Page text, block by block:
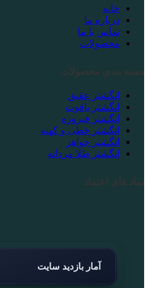
خانه
درباره ما
تماس با ما
محصولات
دسته بندی محصولات
انگشتر عقیق
انگشتر یاقوت
انگشتر فیروزه
انگشتر خطی و کهنه
انگشتر جواهر
انگشتر طلا مردانه
نماد های اعتماد
آمار بازدید سایت